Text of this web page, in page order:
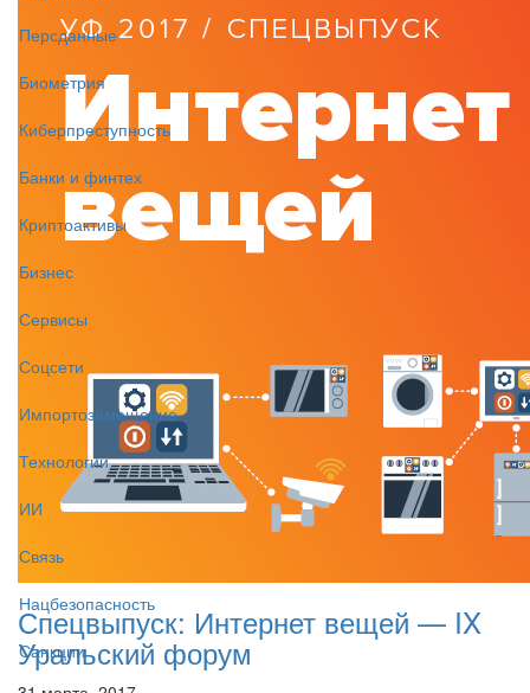
Персданные
Биометрия
Киберпреступность
Банки и финтех
Криптоактивы
Бизнес
Сервисы
Соцсети
Импортозамещение
Технологии
ИИ
Связь
Нацбезопасность
Санкции
Спецвыпуск: Интернет вещей — IX
Уральский форум